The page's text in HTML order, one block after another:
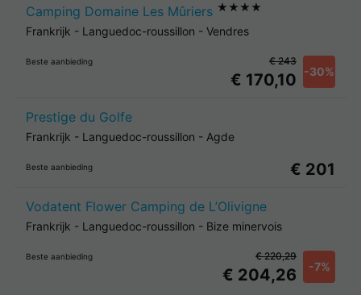
Camping Domaine Les Mûriers ★★★★
Frankrijk - Languedoc-roussillon - Vendres
Beste aanbieding
€ 170,10 -30%
€ 243
Prestige du Golfe
Frankrijk - Languedoc-roussillon - Agde
Beste aanbieding € 201
Vodatent Flower Camping de L’Olivigne
Frankrijk - Languedoc-roussillon - Bize minervois
Beste aanbieding
€ 204,26 -7%
€ 220,29